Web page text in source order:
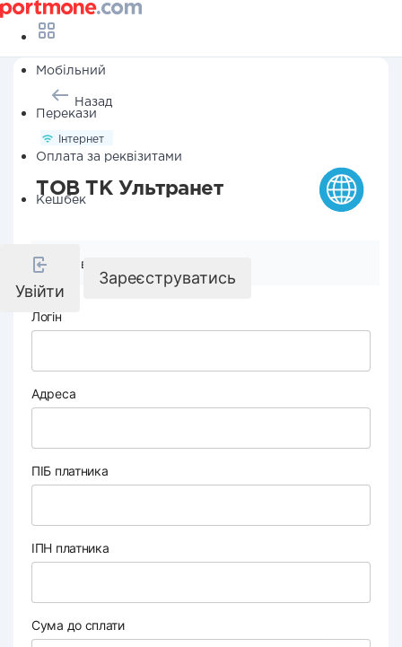
Мобільний
Перекази
Оплата за реквізитами
Кешбек
Увійти
Зареєструватись
Назад
Інтернет
ТОВ ТК Ультранет
Реквізити компанії
Логін
Адреса
ПІБ платника
ІПН платника
Сума до сплати